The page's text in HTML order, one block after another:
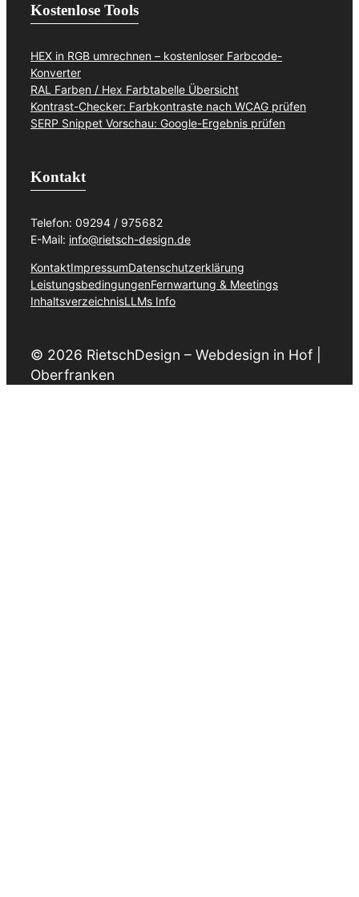
Kostenlose Tools
HEX in RGB umrechnen – kostenloser Farbcode-
Konverter
RAL Farben / Hex Farbtabelle Übersicht
Kontrast-Checker: Farbkontraste nach WCAG prüfen
SERP Snippet Vorschau: Google-Ergebnis prüfen
Kontakt
Telefon: 09294 / 975682
E-Mail: info@rietsch-design.de
KontaktImpressumDatenschutzerklärung
LeistungsbedingungenFernwartung & Meetings
InhaltsverzeichnisLLMs Info
© 2026 RietschDesign – Webdesign in Hof |
Oberfranken